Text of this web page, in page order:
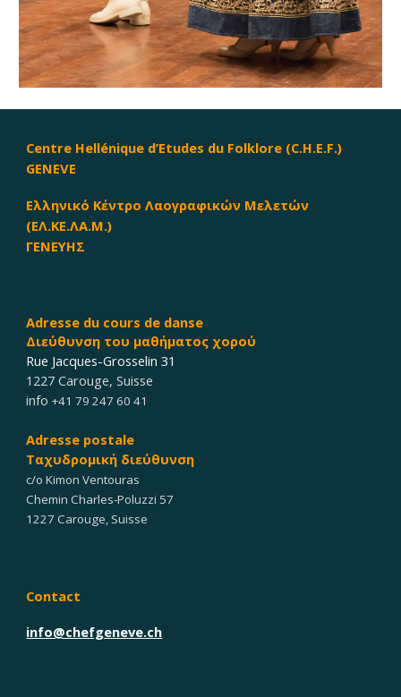
Centre Hellénique d’Etudes du Folklore (C.H.E.F.)
GENEVE
Ελληνικό Κέντρο Λαογραφικών Μελετών
(ΕΛ.ΚΕ.ΛΑ.Μ.)
ΓΕΝΕΥΗΣ
Adresse du cours de danse
Διεύθυνση του μαθήματος χορού
Rue Jacques-Grosselin 31
1227 Carouge, Suisse
info+41 79 247 60 41
Adresse postale
Ταχυδρομική διεύθυνση
c/o Kimon Ventouras
Chemin Charles-Poluzzi 57
1227 Carouge, Suisse
Contact
info@chefgeneve.ch